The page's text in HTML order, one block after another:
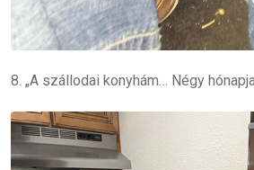
8. „A szállodai konyhám… Négy